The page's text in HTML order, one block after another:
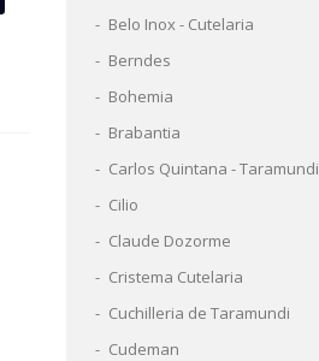
Belo Inox - Cutelaria
Berndes
Bohemia
Brabantia
Carlos Quintana - Taramundi
Cilio
Claude Dozorme
Cristema Cutelaria
Cuchilleria de Taramundi
Cudeman